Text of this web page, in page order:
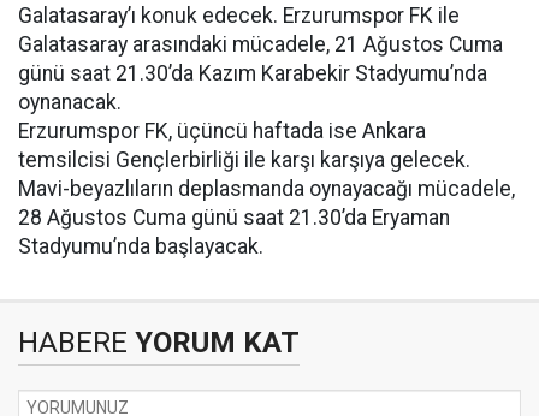
Galatasaray’ı konuk edecek. Erzurumspor FK ile
Galatasaray arasındaki mücadele, 21 Ağustos Cuma
günü saat 21.30’da Kazım Karabekir Stadyumu’nda
oynanacak.
Erzurumspor FK, üçüncü haftada ise Ankara
temsilcisi Gençlerbirliği ile karşı karşıya gelecek.
Mavi-beyazlıların deplasmanda oynayacağı mücadele,
28 Ağustos Cuma günü saat 21.30’da Eryaman
Stadyumu’nda başlayacak.
HABERE YORUM KAT